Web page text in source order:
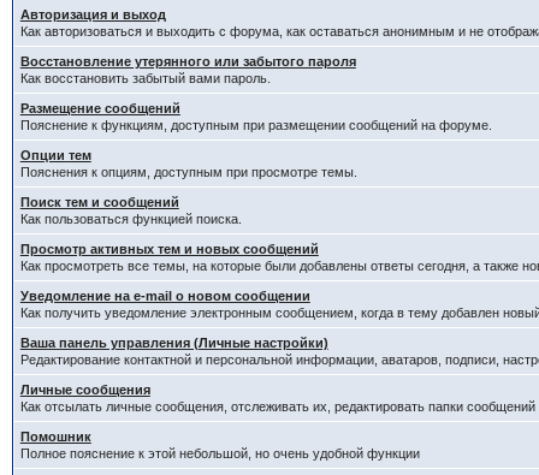
Авторизация и выход
Как авторизоваться и выходить с форума, как оставаться анонимным и не
Восстановление утерянного или забытого пароля
Как восстановить забытый вами пароль.
Размещение сообщений
Пояснение к функциям, доступным при размещении сообщений на форуме.
Опции тем
Пояснения к опциям, доступным при просмотре темы.
Поиск тем и сообщений
Как пользоваться функцией поиска.
Просмотр активных тем и новых сообщений
Как просмотреть все темы, на которые были добавлены ответы сегодня, а также
Уведомление на е-mail о новом сообщении
Как получить уведомление электронным сообщением, когда в тему добавлен
Ваша панель управления (Личные настройки)
Редактирование контактной и персональной информации, аватаров, подписи,
Личные сообщения
Как отсылать личные сообщения, отслеживать их, редактировать папки
Помошник
Полное пояснение к этой небольшой, но очень удобной функции